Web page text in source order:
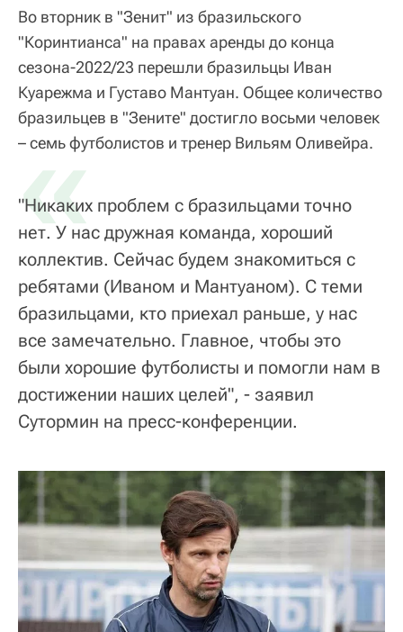
Во вторник в "Зенит" из бразильского
"Коринтианса" на правах аренды до конца
сезона-2022/23 перешли бразильцы Иван
Куарежма и Густаво Мантуан. Общее количество
бразильцев в "Зените" достигло восьми человек
– семь футболистов и тренер Вильям Оливейра.
«
"Никаких проблем с бразильцами точно
нет. У нас дружная команда, хороший
коллектив. Сейчас будем знакомиться с
ребятами (Иваном и Мантуаном). С теми
бразильцами, кто приехал раньше, у нас
все замечательно. Главное, чтобы это
были хорошие футболисты и помогли нам в
достижении наших целей", - заявил
Сутормин на пресс-конференции.